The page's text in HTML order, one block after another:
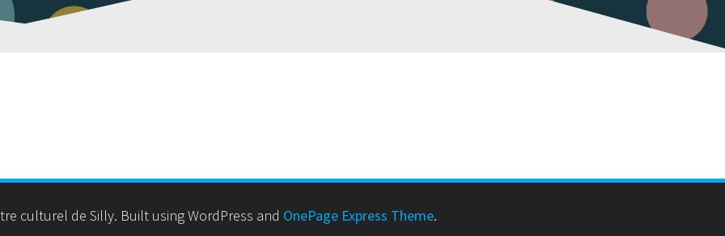
culturel de Silly. Built using WordPress and OnePage Express Theme.